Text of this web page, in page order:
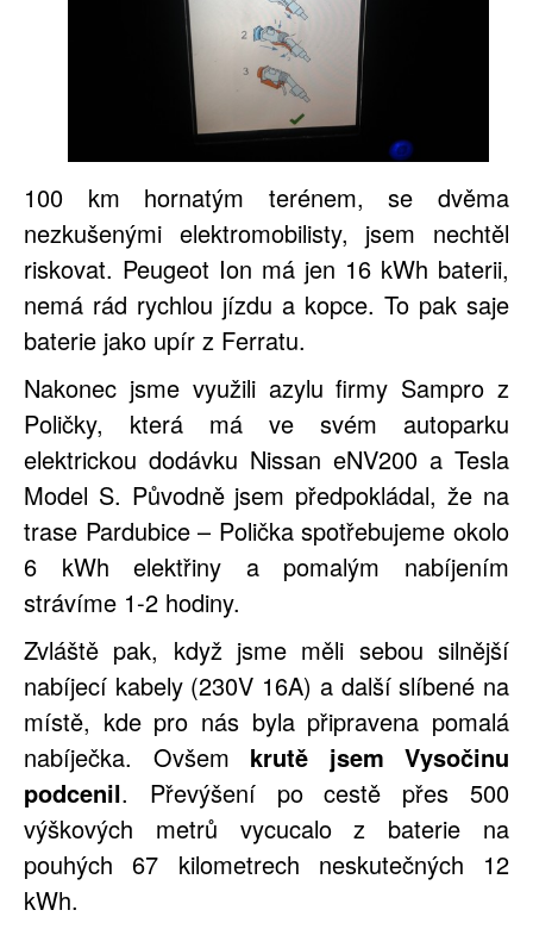
100 km hornatým terénem, se dvěma
nezkušenými elektromobilisty, jsem nechtěl
riskovat. Peugeot Ion má jen 16 kWh baterii,
nemá rád rychlou jízdu a kopce. To pak saje
baterie jako upír z Ferratu.
Nakonec jsme využili azylu firmy Sampro z
Poličky, která má ve svém autoparku
elektrickou dodávku Nissan eNV200 a Tesla
Model S. Původně jsem předpokládal, že na
trase Pardubice – Polička spotřebujeme okolo
6 kWh elektřiny a pomalým nabíjením
strávíme 1-2 hodiny.
Zvláště pak, když jsme měli sebou silnější
nabíjecí kabely (230V 16A) a další slíbené na
místě, kde pro nás byla připravena pomalá
nabíječka. Ovšem krutě jsem Vysočinu
podcenil. Převýšení po cestě přes 500
výškových metrů vycucalo z baterie na
pouhých 67 kilometrech neskutečných 12
kWh.